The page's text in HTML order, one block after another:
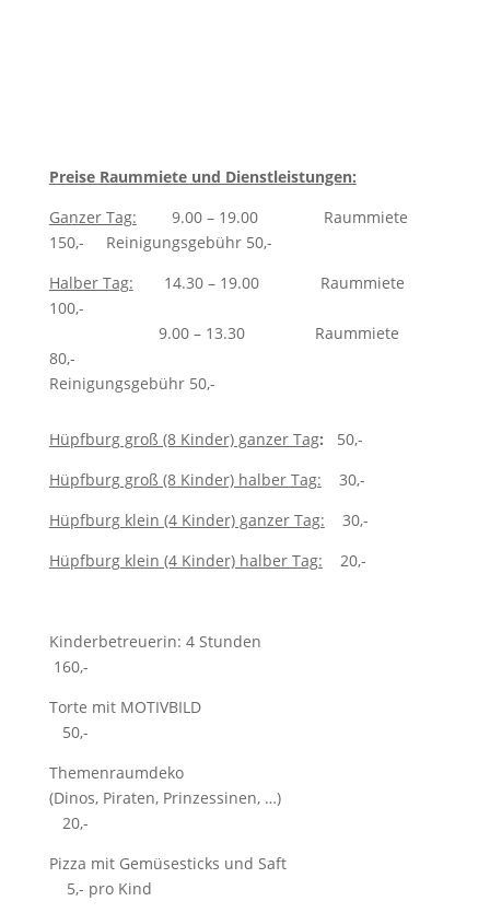
Preise Raummiete und Dienstleistungen:
Ganzer Tag: 9.00 – 19.00 Raummiete
150,- Reinigungsgebühr 50,-
Halber Tag: 14.30 – 19.00 Raummiete
100,-
9.00 – 13.30 Raummiete
80,-
Reinigungsgebühr 50,-
Hüpfburg groß (8 Kinder) ganzer Tag: 50,-
Hüpfburg groß (8 Kinder) halber Tag: 30,-
Hüpfburg klein (4 Kinder) ganzer Tag: 30,-
Hüpfburg klein (4 Kinder) halber Tag: 20,-
Kinderbetreuerin: 4 Stunden
160,-
Torte mit MOTIVBILD
50,-
Themenraumdeko
(Dinos, Piraten, Prinzessinen, …)
20,-
Pizza mit Gemüsesticks und Saft
5,- pro Kind